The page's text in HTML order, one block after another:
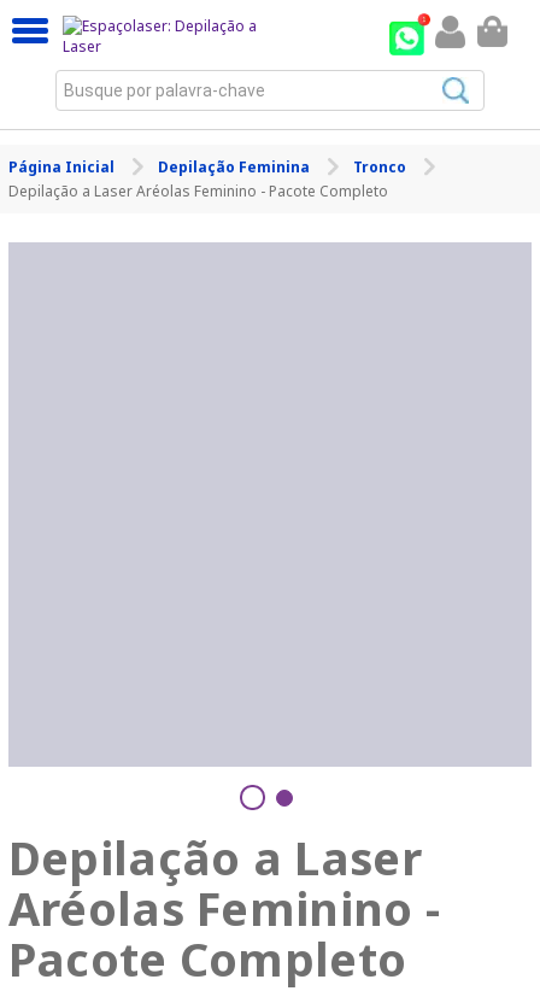
Busque por palavra-chave
Página Inicial Depilação Feminina
Tronco
Depilação a Laser Aréolas Feminino - Pacote Completo
Depilação a Laser
Aréolas Feminino -
Pacote Completo